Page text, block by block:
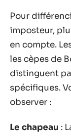
Pour
imposteur,
en compte.
les cèpes de
distinguent
spécifiques.
observer :
Le chapeau :